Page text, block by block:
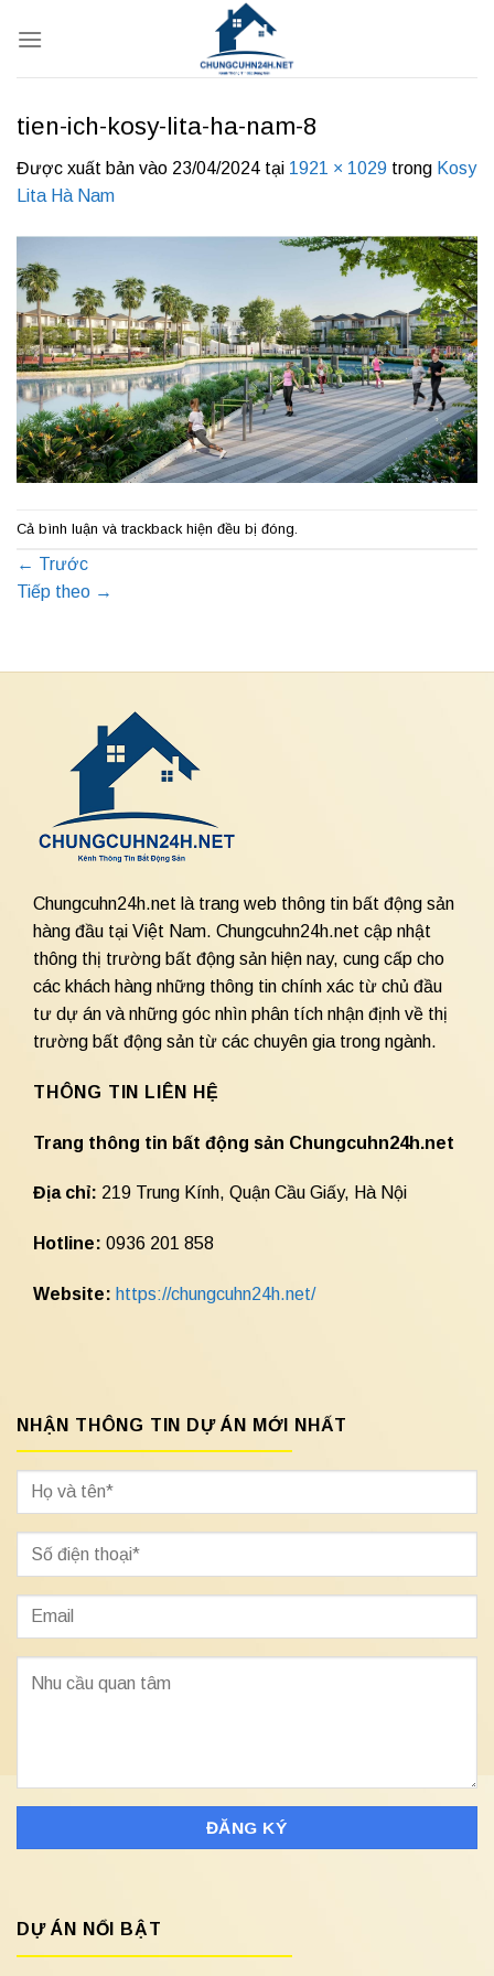
qua
tien-ich-kosy-lita-ha-nam-8
Được xuất bản vào 23/04/2024 tại 1921 × 1029 trong Kosy
Lita Hà Nam
Cả bình luận và trackback hiện đều bị đóng.
← Trước
Tiếp theo →
Chungcuhn24h.net là trang web thông tin bất động sản
hàng đầu tại Việt Nam. Chungcuhn24h.net cập nhật
thông thị trường bất động sản hiện nay, cung cấp cho
các khách hàng những thông tin chính xác từ chủ đầu
tư dự án và những góc nhìn phân tích nhận định về thị
trường bất động sản từ các chuyên gia trong ngành.
THÔNG TIN LIÊN HỆ
Trang thông tin bất động sản Chungcuhn24h.net
Địa chỉ: 219 Trung Kính, Quận Cầu Giấy, Hà Nội
Hotline: 0936 201 858
Website: https://chungcuhn24h.net/
NHẬN THÔNG TIN DỰ ÁN MỚI NHẤT
DỰ ÁN NỔI BẬT